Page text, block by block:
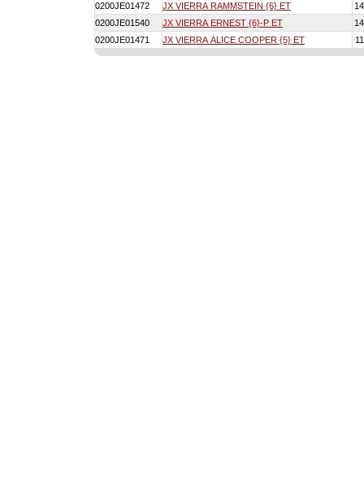
0200JE01472
JX VIERRA RAMMSTEIN {6} ET
0200JE01540
JX VIERRA ERNEST {6}-P ET
0200JE01471
JX VIERRA ALICE COOPER {5} ET